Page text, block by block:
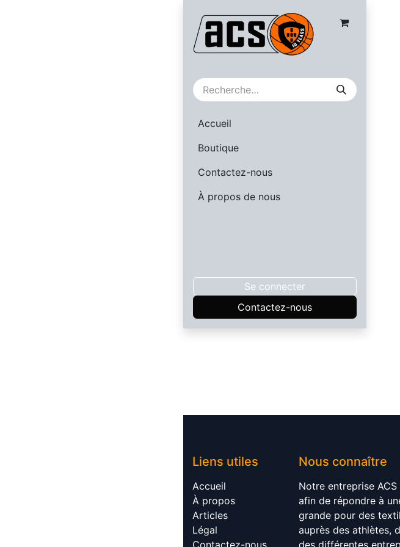
Accueil
Boutique
Contactez-nous
À propos de nous
Se connecter
Contactez-nous
Nos références
Liens utile​​s
Accueil​
À propos​
Articles​
Légal​
Contactez-nous
Nous connaître
Notre entreprise
afin de répondre à
grande pour des
auprès des athlètes,
des différentes